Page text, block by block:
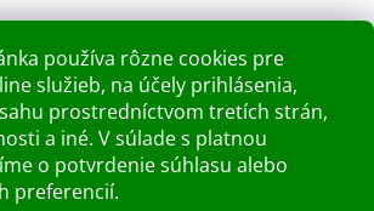
používa rôzne cookies pre
služieb, na účely prihlásenia,
prostredníctvom tretích strán,
a iné. V súlade s platnou
o potvrdenie súhlasu alebo
preferencií.
0KS / 0 €